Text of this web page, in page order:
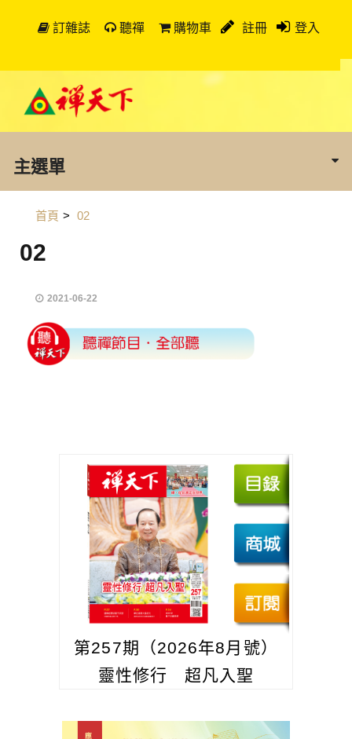
訂雜誌 聽禪 購物車 註冊 登入
主選單
首頁 > 02
02
2021-06-22
第257期（2026年8月號）
靈性修行 超凡入聖